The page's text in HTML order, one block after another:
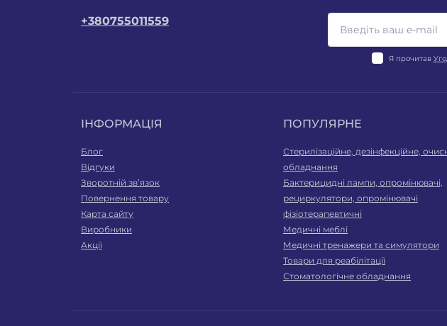
+380755011559
Я прочитав
ІНФОРМАЦІЯ
Блог
Відгуки
Зворотній зв’язок
Повернення товару
Карта сайту
Виробники
Акції
ПОПУЛЯРНЕ
Стерилізаційне, дезінфекційне,
обладнання
Бактерицидні лампи, опромінювачі,
рециркулятори, опромінювачі
фізіотерапевтичні
Медичні меблі
Медичні тренажери та симулятори
Товари для реабілітації
Стоматологічне обладнання